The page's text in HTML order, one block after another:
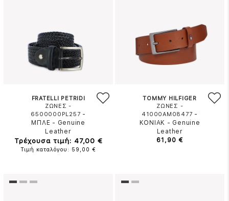
FRATELLI PETRIDI
ΖΩΝΕΣ -
6500000PL257 -
ΜΠΛΕ - Genuine
Leather
Τρέχουσα τιμή: 47,00 €
Τιμή καταλόγου: 59,00 €
TOMMY HILFIGER
ΖΩΝΕΣ -
41000AM08477 -
ΚΟΝΙΑΚ - Genuine
Leather
61,90 €